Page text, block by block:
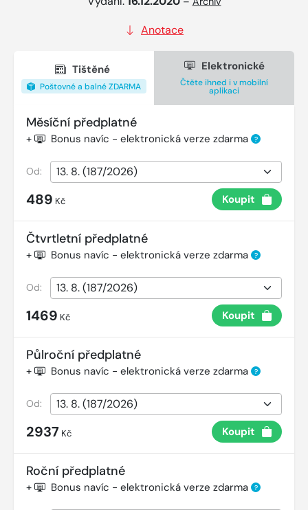
Anotace
Tištěné
Poštovné a balné ZDARMA
Elektronické
Čtěte ihned i v mobilní
aplikaci
Měsíční předplatné
+ Bonus navíc - elektronická verze zdarma ?
Od:
489 Kč Koupit
Čtvrtletní předplatné
+ Bonus navíc - elektronická verze zdarma ?
Od:
1469 Kč Koupit
Půlroční předplatné
+ Bonus navíc - elektronická verze zdarma ?
Od:
2937 Kč Koupit
Roční předplatné
+ Bonus navíc - elektronická verze zdarma ?